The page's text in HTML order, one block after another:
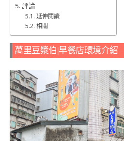
評論
延伸閱讀
相關
萬里豆漿伯|早餐店環境介紹